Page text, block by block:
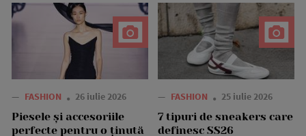
— FASHION 26 iulie 2026
Piesele și accesoriile
perfecte pentru o ținută
— FASHION 25 iulie 2026
7 tipuri de sneakers care
definesc SS26